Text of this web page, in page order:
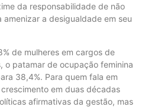
da responsabilidade de não
a desigualdade em seu
de mulheres em cargos de
o patamar de ocupação feminina
38,4%. Para quem fala em
em duas décadas
afirmativas da gestão, mas